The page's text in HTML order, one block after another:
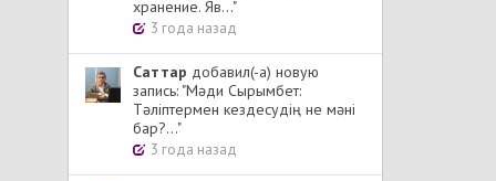
хранение. Яв..."
3 года назад
Cаттар добавил(-а) новую
запись: "Мәди Сырымбет:
Тәліптермен кездесудің не мәні
бар?..."
3 года назад